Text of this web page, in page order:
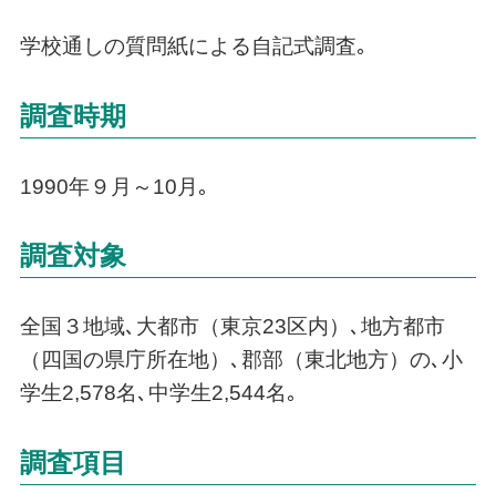
学校通しの質問紙による自記式調査｡
調査時期
1990年９月～10月｡
調査対象
全国３地域､大都市（東京23区内）､地方都市
（四国の県庁所在地）､郡部（東北地方）の､小
学生2,578名､中学生2,544名｡
調査項目